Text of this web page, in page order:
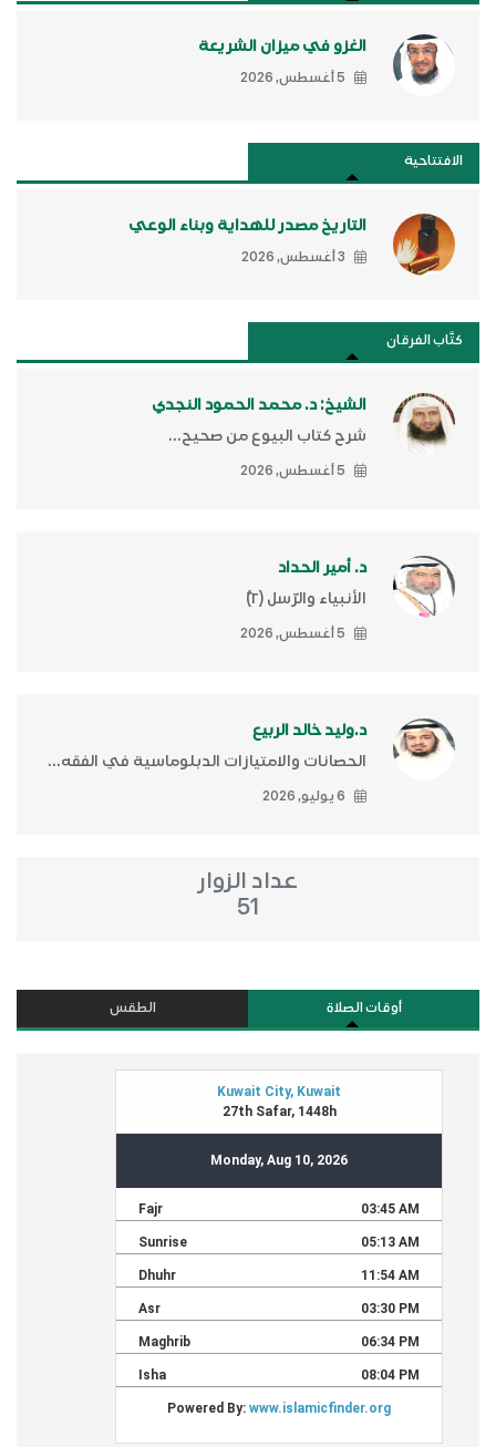
الغزو في ميزان الشريعة
5 أغسطس, 2026
الافتتاحية
التاريخ مصدر للهداية وبناء الوعي
3 أغسطس, 2026
كتَّاب الفرقان
الشيخ: د. محمد الحمود النجدي
شرح كتاب البيوع من صحيح...
5 أغسطس, 2026
د. أمير الحداد
الأنبياء والرّسل (٢)ّ
5 أغسطس, 2026
د.وليد خالد الربيع
الحصانات والامتيازات الدبلوماسية في الفقه...
6 يوليو, 2026
عداد الزوار
51
أوقات الصلاة الطقس